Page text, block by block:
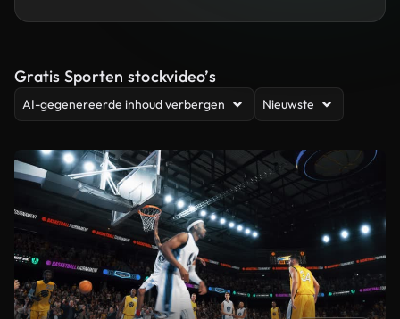
Gratis Sporten stockvideo’s
AI-gegenereerde inhoud verbergen Nieuwste